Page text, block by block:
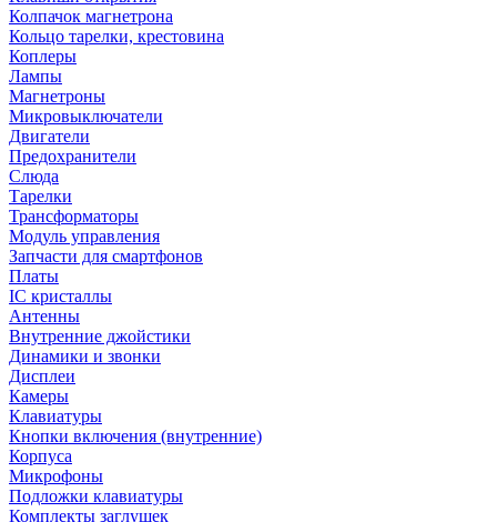
Колпачок магнетрона
Кольцо тарелки, крестовина
Коплеры
Лампы
Магнетроны
Микровыключатели
Двигатели
Предохранители
Слюда
Тарелки
Трансформаторы
Модуль управления
Запчасти для смартфонов
Платы
IC кристаллы
Антенны
Внутренние джойстики
Динамики и звонки
Дисплеи
Камеры
Клавиатуры
Кнопки включения (внутренние)
Корпуса
Микрофоны
Подложки клавиатуры
Комплекты заглушек